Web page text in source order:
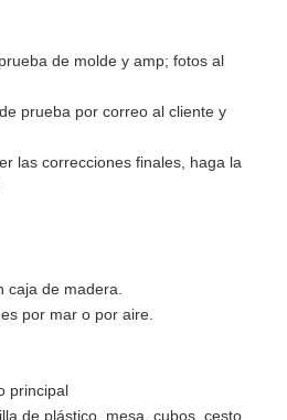
de molde y amp; fotos al
prueba por correo al cliente y
las correcciones finales, haga la
caja de madera.
por mar o por aire.
principal
de plástico, mesa, cubos, cesto